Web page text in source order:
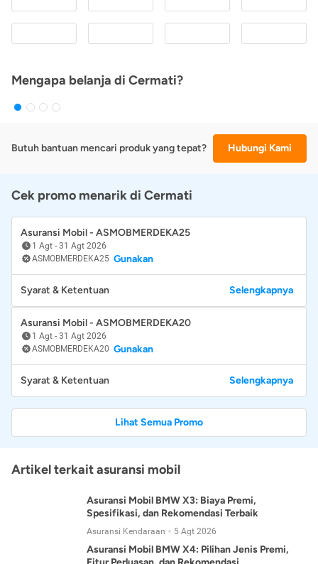
Mengapa belanja di Cermati?
Butuh bantuan mencari produk yang tepat? Hubungi Kami
Cek promo menarik di Cermati
Asuransi Mobil - ASMOBMERDEKA25
1 Agt - 31 Agt 2026
ASMOBMERDEKA25 Gunakan
Syarat & Ketentuan Selengkapnya
Asuransi Mobil - ASMOBMERDEKA20
1 Agt - 31 Agt 2026
ASMOBMERDEKA20 Gunakan
Syarat & Ketentuan Selengkapnya
Lihat Semua Promo
Artikel terkait asuransi mobil
Asuransi Mobil BMW X3: Biaya Premi,
Spesifikasi, dan Rekomendasi Terbaik
Asuransi Kendaraan 5 Agt 2026
Asuransi Mobil BMW X4: Pilihan Jenis Premi,